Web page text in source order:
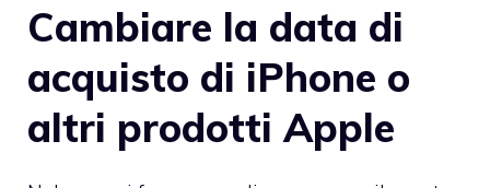
Cambiare la data di
acquisto di iPhone o
altri prodotti Apple